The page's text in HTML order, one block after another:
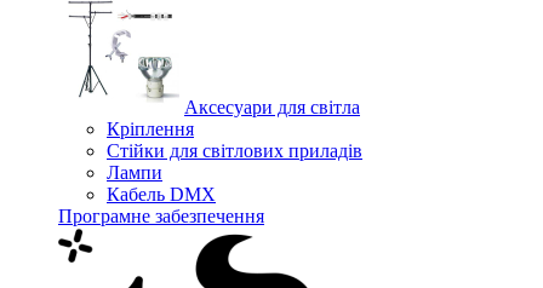
Аксесуари для світла
Кріплення
Стійки для світлових приладів
Лампи
Кабель DMX
Програмне забезпечення